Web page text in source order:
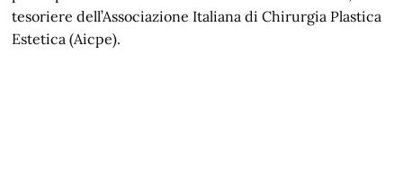
tesoriere dell’Associazione Italiana di Chirurgia Plastica
Estetica (Aicpe).